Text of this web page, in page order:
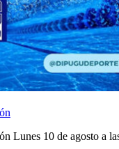
Lunes 10 de agosto a